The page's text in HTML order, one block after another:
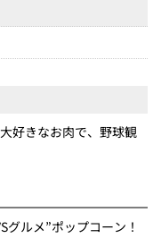
好きなお肉で、野球観
ルメ”ポップコーン！